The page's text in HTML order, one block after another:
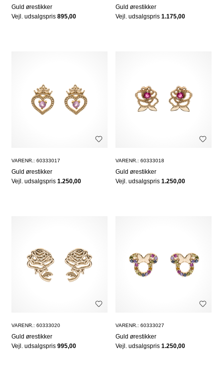
Guld ørestikker
Vejl. udsalgspris 895,00
Guld ørestikker
Vejl. udsalgspris1.175,00
VARENR.: 60333017
Guld ørestikker
Vejl. udsalgspris 1.250,00
VARENR.: 60333018
Guld ørestikker
Vejl. udsalgspris1.250,00
VARENR.: 60333020
Guld ørestikker
Vejl. udsalgspris 995,00
VARENR.: 60333027
Guld ørestikker
Vejl. udsalgspris1.250,00